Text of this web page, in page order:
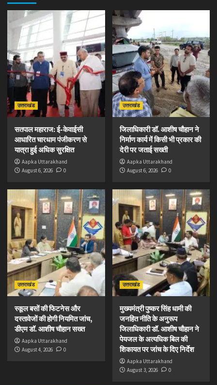
उत्तराखंड
सतपाल महाराज: ई-केवाईसी
आधारित चारधाम पंजीकरण से
यात्रा हुई अधिक सुरक्षित
Aapka Uttarakhand
August 6, 2026
0
उत्तराखंड
जिलाधिकारी डॉ. आशीष चौहान ने
निर्माण कार्य में किसी भी प्रकार की
देरी पर जताई सख्ती
Aapka Uttarakhand
August 6, 2026
0
उत्तराखंड
स्कूल बसों की फिटनेस और
दस्तावेजों की होगी नियमित जांच,
डीएम डॉ. आशीष चौहान सख्त
Aapka Uttarakhand
August 4, 2026
0
उत्तराखंड
मुख्यमंत्री पुष्कर सिंह धामी की
जनहित नीति के अनुरूप
जिलाधिकारी डॉ. आशीष चौहान ने
पेयजल के अत्यधिक बिल की
शिकायत पर जांच के दिए निर्देश
Aapka Uttarakhand
August 3, 2026
0